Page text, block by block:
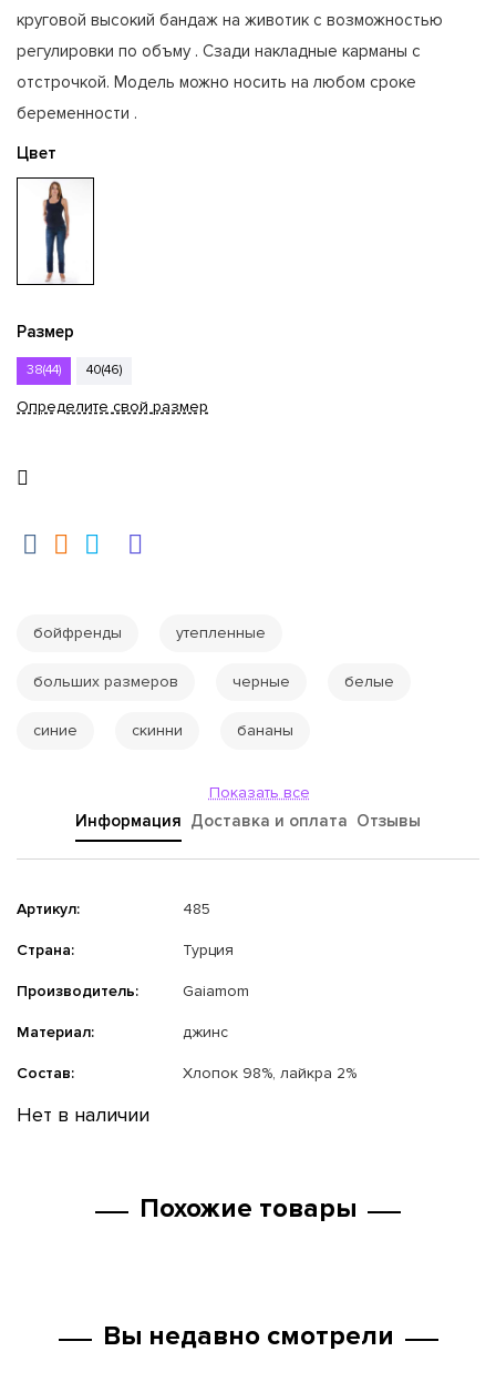
круговой высокий бандаж на животик с возможностью
регулировки по объму . Сзади накладные карманы с
отстрочкой. Модель можно носить на любом сроке
беременности .
Цвет
Размер
38(44) 40(46)
Определите свой размер
бойфренды утепленные
больших размеров черные белые
синие скинни бананы
Показать все
Информация Доставка и оплата Отзывы
Артикул: 485
Страна: Турция
Производитель: Gaiamom
Материал: джинс
Состав: Хлопок 98%, лайкра 2%
Нет в наличии
Похожие товары
Вы недавно смотрели